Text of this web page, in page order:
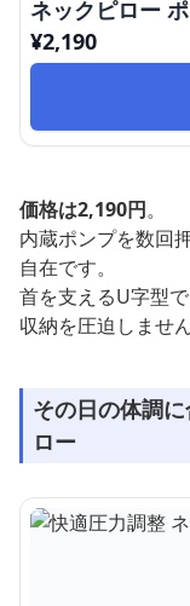
ネックピロー
¥2,190
価格は2,190円。
内蔵ポンプを数回
自在です。
首を支えるU字型
収納を圧迫しません
その日の体調
ロー